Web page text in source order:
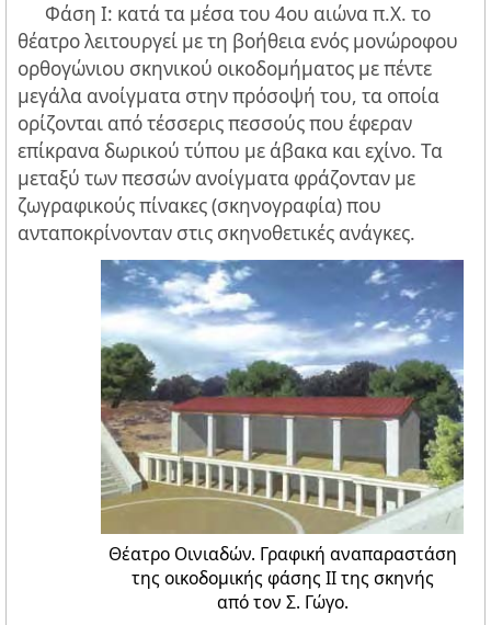
Φάση I: κατά τα μέσα του 4ου αιώνα π.Χ. το
θέατρο λειτουργεί με τη βοήθεια ενός μονώροφου
ορθογώνιου σκηνικού οικοδομήματος με πέντε
μεγάλα ανοίγματα στην πρόσοψή του, τα οποία
ορίζονται από τέσσερις πεσσούς που έφεραν
επίκρανα δωρικού τύπου με άβακα και εχίνο. Τα
μεταξύ των πεσσών ανοίγματα φράζονταν με
ζωγραφικούς πίνακες (σκηνογραφία) που
ανταποκρίνονταν στις σκηνοθετικές ανάγκες.
Θέατρο Οινιαδών. Γραφική αναπαραστάση
της οικοδομικής φάσης ΙΙ της σκηνής
από τον Σ. Γώγο.